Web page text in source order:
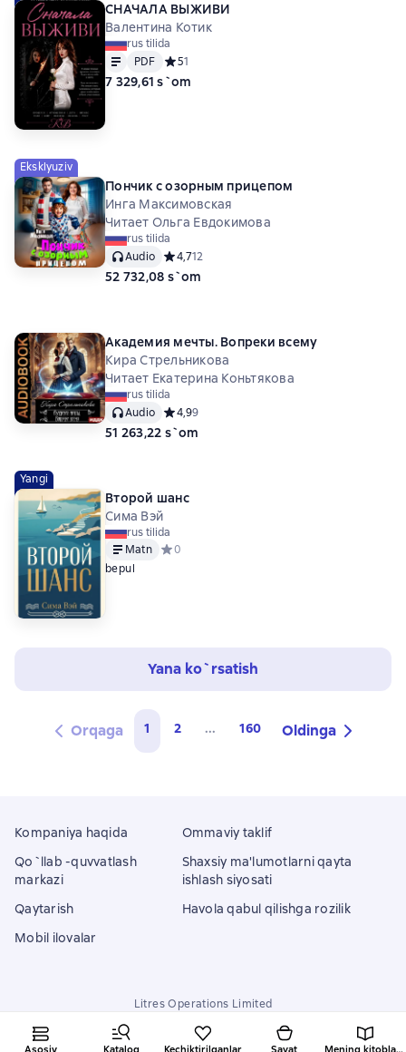
Asosiy Katalog Kechiktirilganlar Savat Mening kitoblarim
СНАЧАЛА ВЫЖИВИ
Валентина Котик
rus tilida
Matn
PDF
PDF Средний рейтинг 5 на основе 1 оценок
51
7 329,61 s`om
Eksklyuziv
Пончик с озорным прицепом
Инга Максимовская
Читает Ольга Евдокимова
rus tilida
Audio
Средний рейтинг 4,7 на основе 12 оценок
4,712
52 732,08 s`om
Академия мечты. Вопреки всему
Кира Стрельникова
Читает Екатерина Коньтякова
rus tilida
Audio
Средний рейтинг 4,9 на основе 9 оценок
4,99
51 263,22 s`om
Yangi
Второй шанс
Сима Вэй
rus tilida
Matn
Средний рейтинг 0 на основе 0 оценок
0
bepul
Yana ko`rsatish
Orqaga 1 2 ... 160 Oldinga
Kompaniya haqida
Qo`llab -quvvatlash
markazi
Qaytarish
Mobil ilovalar
Ommaviy taklif
Shaxsiy ma'lumotlarni qayta
ishlash siyosati
Havola qabul qilishga rozilik
Litres Operations Limited